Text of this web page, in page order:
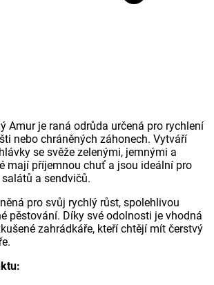
Amur je raná odrůda určená pro rychlení
nebo chráněných záhonech. Vytváří
se svěže zelenými, jemnými a
mají příjemnou chuť a jsou ideální pro
a sendvičů.
pro svůj rychlý růst, spolehlivou
pěstování. Díky své odolnosti je vhodná
zahrádkáře, kteří chtějí mít čerstvý